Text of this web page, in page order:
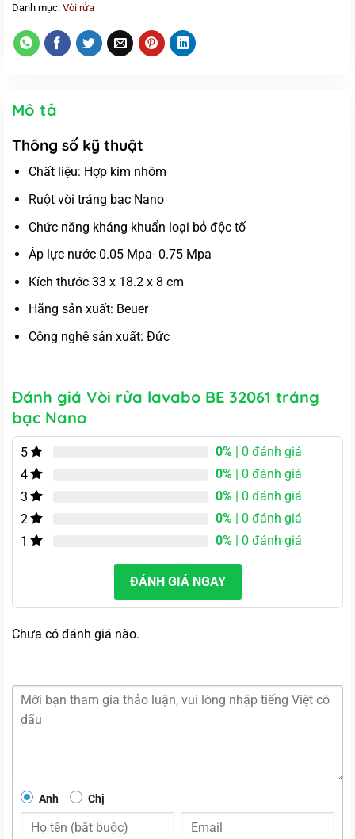
Danh mục: Vòi rửa
Mô tả
Thông số kỹ thuật
Chất liệu: Hợp kim nhôm
Ruột vòi tráng bạc Nano
Chức năng kháng khuẩn loại bỏ độc tố
Áp lực nước 0.05 Mpa- 0.75 Mpa
Kích thước 33 x 18.2 x 8 cm
Hãng sản xuất: Beuer
Công nghệ sản xuất: Đức
Đánh giá Vòi rửa lavabo BE 32061 tráng
bạc Nano
5 0% | 0 đánh giá
4
0% | 0 đánh giá
3
0% | 0 đánh giá
2
0% | 0 đánh giá
1
0% | 0 đánh giá
ĐÁNH GIÁ NGAY
Chưa có đánh giá nào.
Anh Chị